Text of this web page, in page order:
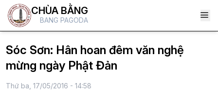
CHÙA BẰNG
BANG PAGODA
Sóc Sơn: Hân hoan đêm văn nghệ
mừng ngày Phật Đản
Thứ ba, 17/05/2016 - 14:58